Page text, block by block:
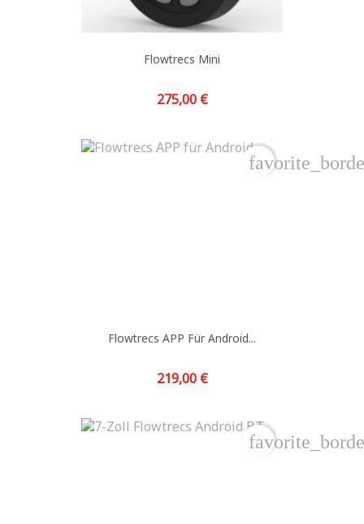
Flowtrecs Mini
Preis
275,00 €
Flowtrecs APP Für Android...
Preis
219,00 €